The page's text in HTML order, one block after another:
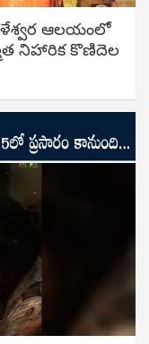
ఆలయంలో
నిహారిక కొణిదెల